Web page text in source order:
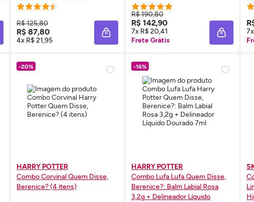
À SACOLA
Delineador Líquido Branco
R$ 125,80
R$ 87,80
4x R$ 21,95
COMPRE AGORA ❯
ADICIONAR À SACOLA
R$ 190,80
R$ 142,90
7x R$ 20,41
Frete Grátis
COMPRE AGORA ❯
-20%
HARRY POTTER
Combo Corvinal Quem Disse,
Berenice? (4 itens)
-16%
HARRY POTTER
Combo Lufa Lufa Quem Disse,
Berenice?: Balm Labial Rosa
3,2g + Delineador Líquido